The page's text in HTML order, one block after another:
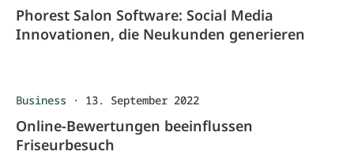
Phorest Salon Software: Social Media
Innovationen, die Neukunden generieren
Business · 13. September 2022
Online-Bewertungen beeinflussen
Friseurbesuch